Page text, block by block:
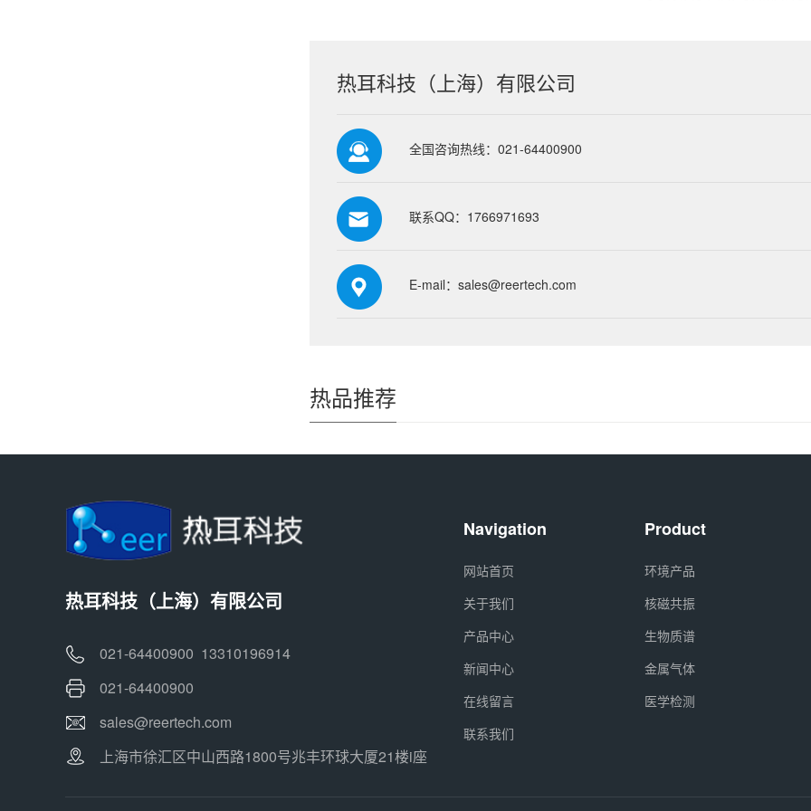
热耳科技（上海）有限公司
全国咨询热线：021-64400900
联系QQ：1766971693
E-mail：sales@reertech.com
热品推荐
热耳科技（上海）有限公司
021-64400900 13310196914
021-64400900
sales@reertech.com
上海市徐汇区中山西路1800号兆丰环球大厦21楼i座
Navigation
网站首页
关于我们
产品中心
新闻中心
在线留言
联系我们
Product
环境产品
核磁共振
生物质谱
金属气体
医学检测